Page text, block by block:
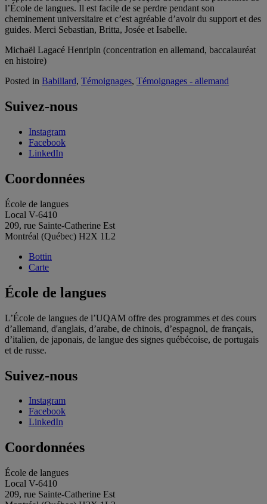
l’École de langues. Il est facile de se perdre pendant son
cheminement universitaire et c’est agréable d’avoir du support et des
guides. Merci Sebastian, Britta, Josée et Isabelle.
Michaël Lagacé Henripin (concentration en allemand, baccalauréat
en histoire)
Posted in Babillard, Témoignages, Témoignages - allemand
Suivez-nous
Instagram
Facebook
LinkedIn
Coordonnées
École de langues
Local V-6410
209, rue Sainte-Catherine Est
Montréal (Québec) H2X 1L2
Bottin
Carte
École de langues
L’École de langues de l’UQAM offre des programmes et des cours
d’allemand, d'anglais, d’arabe, de chinois, d’espagnol, de français,
d’italien, de japonais, de langue des signes québécoise, de portugais
et de russe.
Suivez-nous
Instagram
Facebook
LinkedIn
Coordonnées
École de langues
Local V-6410
209, rue Sainte-Catherine Est